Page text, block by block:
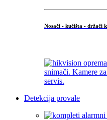
Nosači - kućišta - držači
Detekcija provale